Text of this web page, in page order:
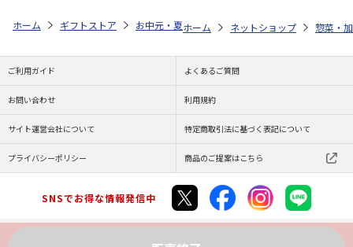
ホーム ギフトストア お中元・夏ギフト特集 2026 ゆうゆうギフト
ホーム ネットショップ 惣菜・
ご利用ガイド よくあるご質問
お問い合わせ 利用規約
サイト運営会社について 特定商取引法に基づく表記について
プライバシーポリシー 商品のご提案はこちら
SNSでお得な情報発信中